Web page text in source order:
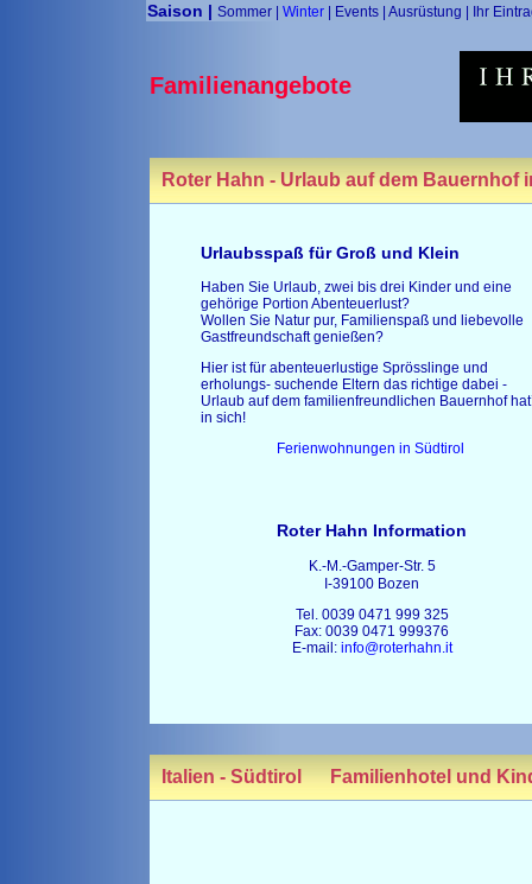
Saison | Sommer| Winter| Events| Ausrüstung Ihr
Familienangebote
Roter Hahn - Urlaub auf dem Bauernhof
Urlaubsspaß für Groß und Klein
Haben Sie Urlaub, zwei bis drei Kinder und eine
gehörige Portion Abenteuerlust?
Wollen Sie Natur pur, Familienspaß und liebevolle
Gastfreundschaft genießen?
Hier ist für abenteuerlustige Sprösslinge und
erholungs- suchende Eltern das richtige dabei -
Urlaub auf dem familienfreundlichen Bauernhof
in sich!
Ferienwohnungen in Südtirol
Roter Hahn Information
K.-M.-Gamper-Str. 5
I-39100 Bozen
Tel. 0039 0471 999 325
Fax: 0039 0471 999376
E-mail: info@roterhahn.it
Italien - Südtirol Familienhotel und